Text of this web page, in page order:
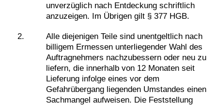
unverzüglich nach Entdeckung schriftlich
anzuzeigen. Im Übrigen gilt § 377 HGB.
Alle diejenigen Teile sind unentgeltlich nach
billigem Ermessen unterliegender Wahl des
Auftragnehmers nachzubessern oder neu zu
liefern, die innerhalb von 12 Monaten seit
Lieferung infolge eines vor dem
Gefahrübergang liegenden Umstandes einen
Sachmangel aufweisen. Die Feststellung